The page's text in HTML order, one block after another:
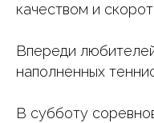
качеством и
Впереди
наполненных
В субботу